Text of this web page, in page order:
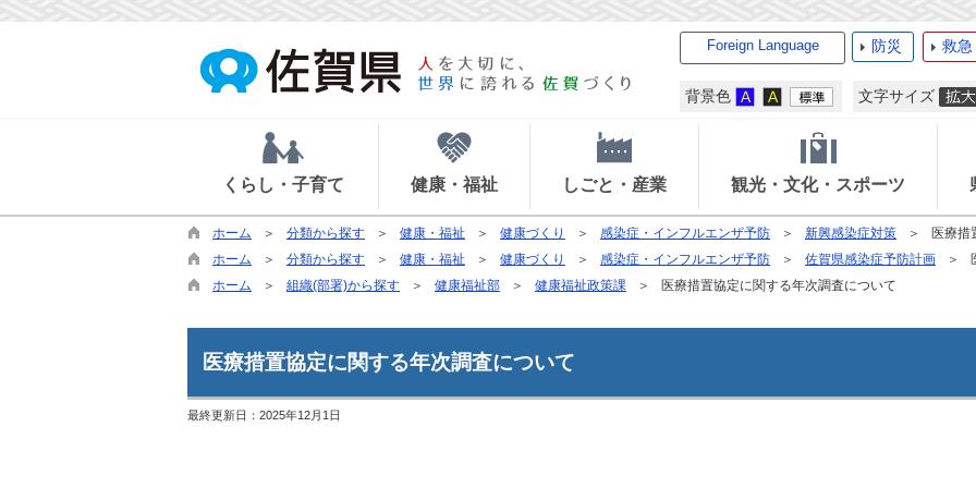
Foreign Language 防災 救急
背景色 文字サイズ
くらし・子育て 健康・福祉 しごと・産業 観光・文化・スポーツ
ホーム 分類から探す 健康・福祉 健康づくり 感染症・インフルエンザ予防 新興感染症対策
医療措
ホーム
分類から探す 健康・福祉 健康づくり 感染症・インフルエンザ予防 佐賀県感染症予防計画
ホーム
組織(部署)から探す 健康福祉部 健康福祉政策課 医療措置協定に関する年次調査について
医療措置協定に関する年次調査について
最終更新日： 2025年12月1日